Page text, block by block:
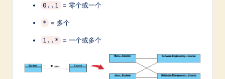
0..1 = 零个或一个
* = 多个
1..* = 一个或多个